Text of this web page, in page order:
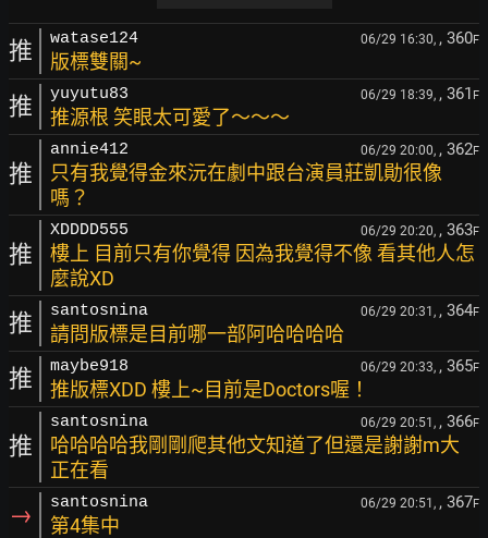
推 watase124 06/29 16:30, , 360F
版標雙關~
推 yuyutu83 06/29 18:39, , 361 F
推源根 笑眼太可愛了～～～
推
annie412 06/29 20:00, , 362F
只有我覺得金來沅在劇中跟台演員莊凱勛很像
嗎？
推
XDDDD555 06/29 20:20, , 363F
樓上 目前只有你覺得 因為我覺得不像 看其他人怎
麼說XD
推 santosnina 06/29 20:31, , 364F
請問版標是目前哪一部阿哈哈哈哈
推 maybe918 06/29 20:33, , 365F
推版標XDD 樓上~目前是Doctors喔！
推
santosnina 06/29 20:51, , 366F
哈哈哈哈我剛剛爬其他文知道了但還是謝謝m大
正在看
→ santosnina 06/29 20:51, , 367F
第4集中